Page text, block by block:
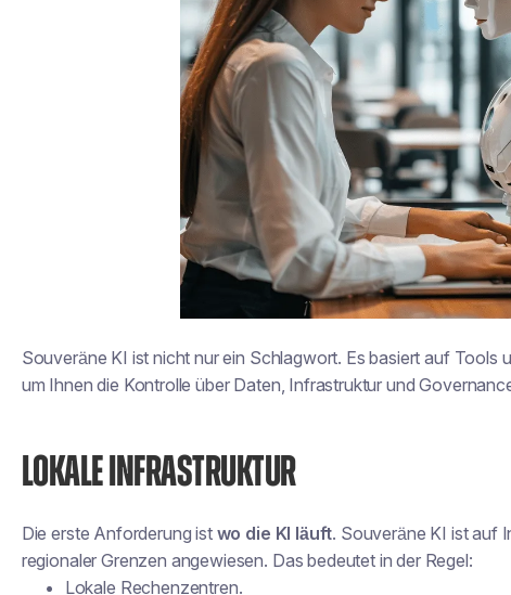
Souveräne KI ist nicht nur ein Schlagwort. Es basiert auf Tools
um Ihnen die Kontrolle über Daten, Infrastruktur und
LOKALE INFRASTRUKTUR
Die erste Anforderung ist wo die KI läuft. Souveräne KI ist auf
regionaler Grenzen angewiesen. Das bedeutet in der Regel:
Lokale Rechenzentren.